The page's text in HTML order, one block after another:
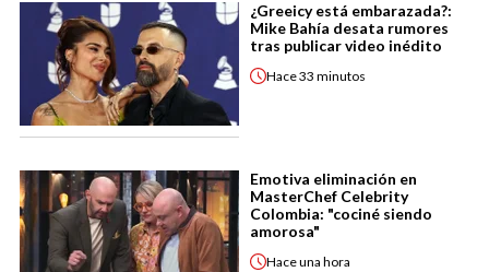
¿Greeicy está embarazada?:
Mike Bahía desata rumores
tras publicar video inédito
Hace33 minutos
Emotiva eliminación en
MasterChef Celebrity
Colombia: "cociné siendo
amorosa"
Haceuna hora